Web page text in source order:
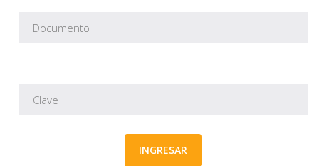
INGRESAR